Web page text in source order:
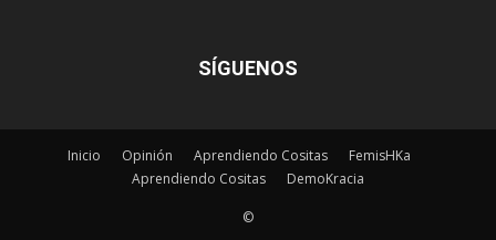
SÍGUENOS
Inicio Opinión Aprendiendo Cositas
FemisHKa
Aprendiendo Cositas
DemoKracia
©